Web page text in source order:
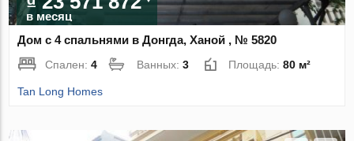
в месяц
Дом с 4 спальнями в Донгда, Ханой , № 5820
Спален:4 Ванных:3 Площадь:80 м²
Tan Long Homes